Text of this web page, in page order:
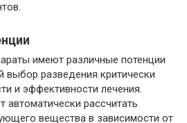
имеют различные потенции
выбор разведения критически
и эффективности лечения.
автоматически рассчитать
вещества в зависимости от